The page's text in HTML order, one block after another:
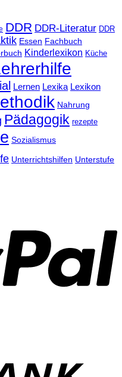
DDR DDR-Literatur DDR
Essen Fachbuch
Kinderlexikon Küche
Lernen Lexika Lexikon
Nahrung
Pädagogik rezepte
Sozialismus
Unterrichtshilfen Unterstufe